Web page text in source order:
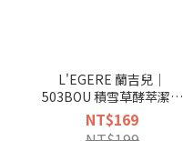
L'EGERE 蘭吉兒｜
503BOU 積雪草酵萃潔面
乳 (200ml/支)
NT$169